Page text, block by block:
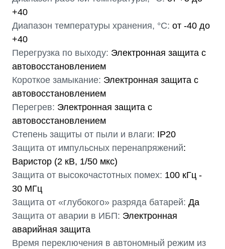
+40
Диапазон температуры хранения, °С: от -40 до
+40
Перегрузка по выходу: Электронная защита c
автовосстановлением
Короткое замыкание: Электронная защита c
автовосстановлением
Перегрев: Электронная защита c
автовосстановлением
Степень защиты от пыли и влаги: IP20
Защита от импульсных перенапряжений:
Варистор (2 кВ, 1/50 мкс)
Защита от высокочастотных помех: 100 кГц -
30 МГц
Защита от «глубокого» разряда батарей: Да
Защита от аварии в ИБП: Электронная
аварийная защита
Время переключения в автономный режим из